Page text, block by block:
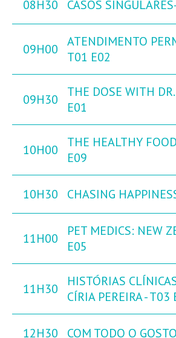
08H30 CASOS
09H00
ATENDIMENTO
T01 E02
09H30
THE DOSE WITH
E01
10H00
THE HEALTHY
E09
10H30 CHASING
11H00
PET MEDICS: NEW
E05
11H30
HISTÓRIAS
CÍRIA PEREIRA - T03
12H30 COM TODO O